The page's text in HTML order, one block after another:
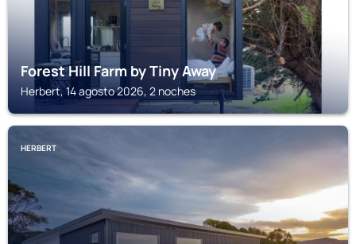
Forest Hill Farm by Tiny Away
Herbert, 14 agosto 2026, 2 noches
HERBERT